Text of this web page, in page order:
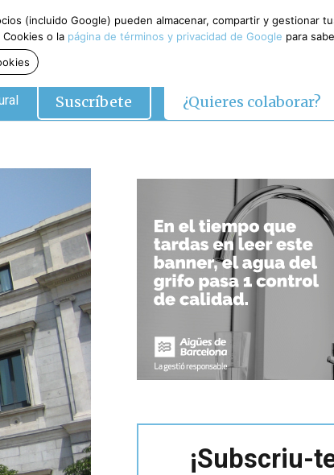
Suscríbete ¿Quieres colaborar?
¡Subscriu-
(incluido Google) pueden almacenar, compartir y gestionar
o la página de términos y privacidad de Google para